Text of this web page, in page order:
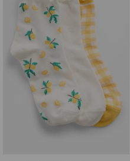
Camperas
Musculosas
Shorts
Vestidos y polleras
Camperas
Chalecos
Shorts
Ropa interior
Camperas
Chalecos
Ropa interior
Pijamas
Camperas
Pijamas
Sets
Sets